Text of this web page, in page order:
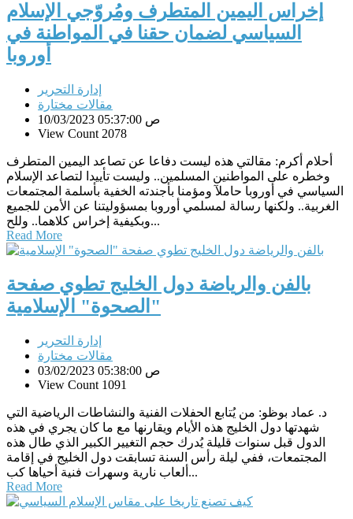
إخراس اليمين المتطرف ومُروّجي الإسلام
السياسي لضمان حقنا في المواطنة في
أوروبا
إدارة التحرير
مقالات مختارة
10/03/2023 05:37:00 ص
View Count 2078
أحلام أكرم: مقالتي هذه ليست دفاعا عن تصاعد اليمين المتطرف
وخطره على المواطنين المسلمين.. وليست تأييدا لتصاعد الإسلام
السياسي في أوروبا حاملآ ومؤمنا بأجندته الخفية بأسلمة المجتمعات
الغربية.. ولكنها رسالة لمسلمي أوروبا بمسؤوليتنا عن الأمن للجميع
وبكيفية إخراس كلاهما.. وللح...
Read More
بالفن والرياضة دول الخليج تطوي صفحة
"الصحوة" الإسلامية
إدارة التحرير
مقالات مختارة
03/02/2023 05:38:00 ص
View Count 1091
د. عماد بوظو: من يُتابع الحفلات الفنية والنشاطات الرياضية التي
شهدتها دول الخليج هذه الأيام ويقارنها مع ما كان يجري في هذه
الدول قبل سنوات قليلة يُدرك حجم التغيير الكبير الذي طال هذه
المجتمعات، ففي ليلة رأس السنة تسابقت دول الخليج في إقامة
ألعاب نارية وسهرات فنية أحياها كب...
Read More